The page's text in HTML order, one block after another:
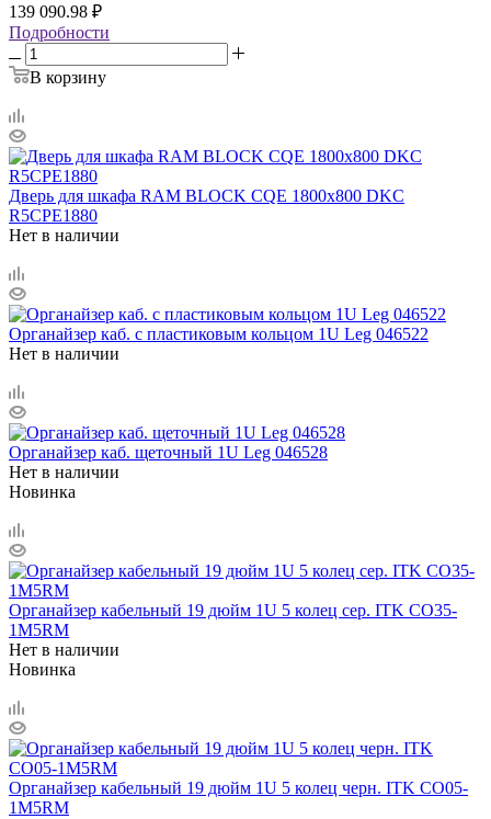
139 090.98 ₽
Подробности
В корзину
Дверь для шкафа RAM BLOCK CQE 1800х800 DKC
R5CPE1880
Нет в наличии
Органайзер каб. с пластиковым кольцом 1U Leg 046522
Нет в наличии
Органайзер каб. щеточный 1U Leg 046528
Нет в наличии
Новинка
Органайзер кабельный 19 дюйм 1U 5 колец сер. ITK CO35-
1M5RM
Нет в наличии
Новинка
Органайзер кабельный 19 дюйм 1U 5 колец черн. ITK CO05-
1M5RM